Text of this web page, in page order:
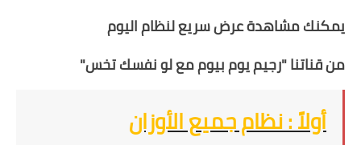
يمكنك مشاهدة عرض سريع لنظام اليوم
من قناتنا "رجيم يوم بيوم مع لو نفسك تخس"
أولاً : نظام جميع الأوزان